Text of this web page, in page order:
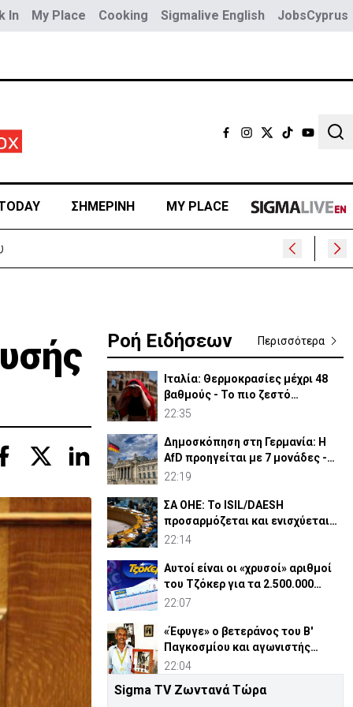
In My Place Cooking Sigmalive English JobsCyprus
ΣΗΜΕΡΙΝΗ MY PLACE
Ροή Ειδήσεων Περισσότερα
Ιταλία: Θερμοκρασίες μέχρι 48
βαθμούς - Το πιο ζεστό
καλοκαίρι των 100 χρόνων
22:35
Δημοσκόπηση στη Γερμανία: Η
AfD προηγείται με 7 μονάδες -
Διεύρυνε τη διαφορά
22:19
ΣΑ ΟΗΕ: Το ISIL/DAESH
προσαρμόζεται και ενισχύεται
στην Αφρική - Πώς απειλεί
22:14
Αυτοί είναι οι «χρυσοί» αριθμοί
του Τζόκερ για τα 2.500.000
ευρώ
22:07
«Έφυγε» ο βετεράνος του Β'
Παγκοσμίου και αγωνιστής
ΕΟΚΑ, Παύλος Μ. Κασάπης
22:04
«Όχι» 9 χωρών σε ισχυρισμό
Sigma TV Ζωντανά Τώρα